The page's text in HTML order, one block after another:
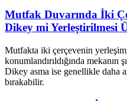
Mutfak Duvarında İki
Dikey mi Yerleştirilmesi
Mutfakta iki çerçevenin
konumlandırıldığında mekanın
Dikey asma ise genellikle daha
bırakabilir.